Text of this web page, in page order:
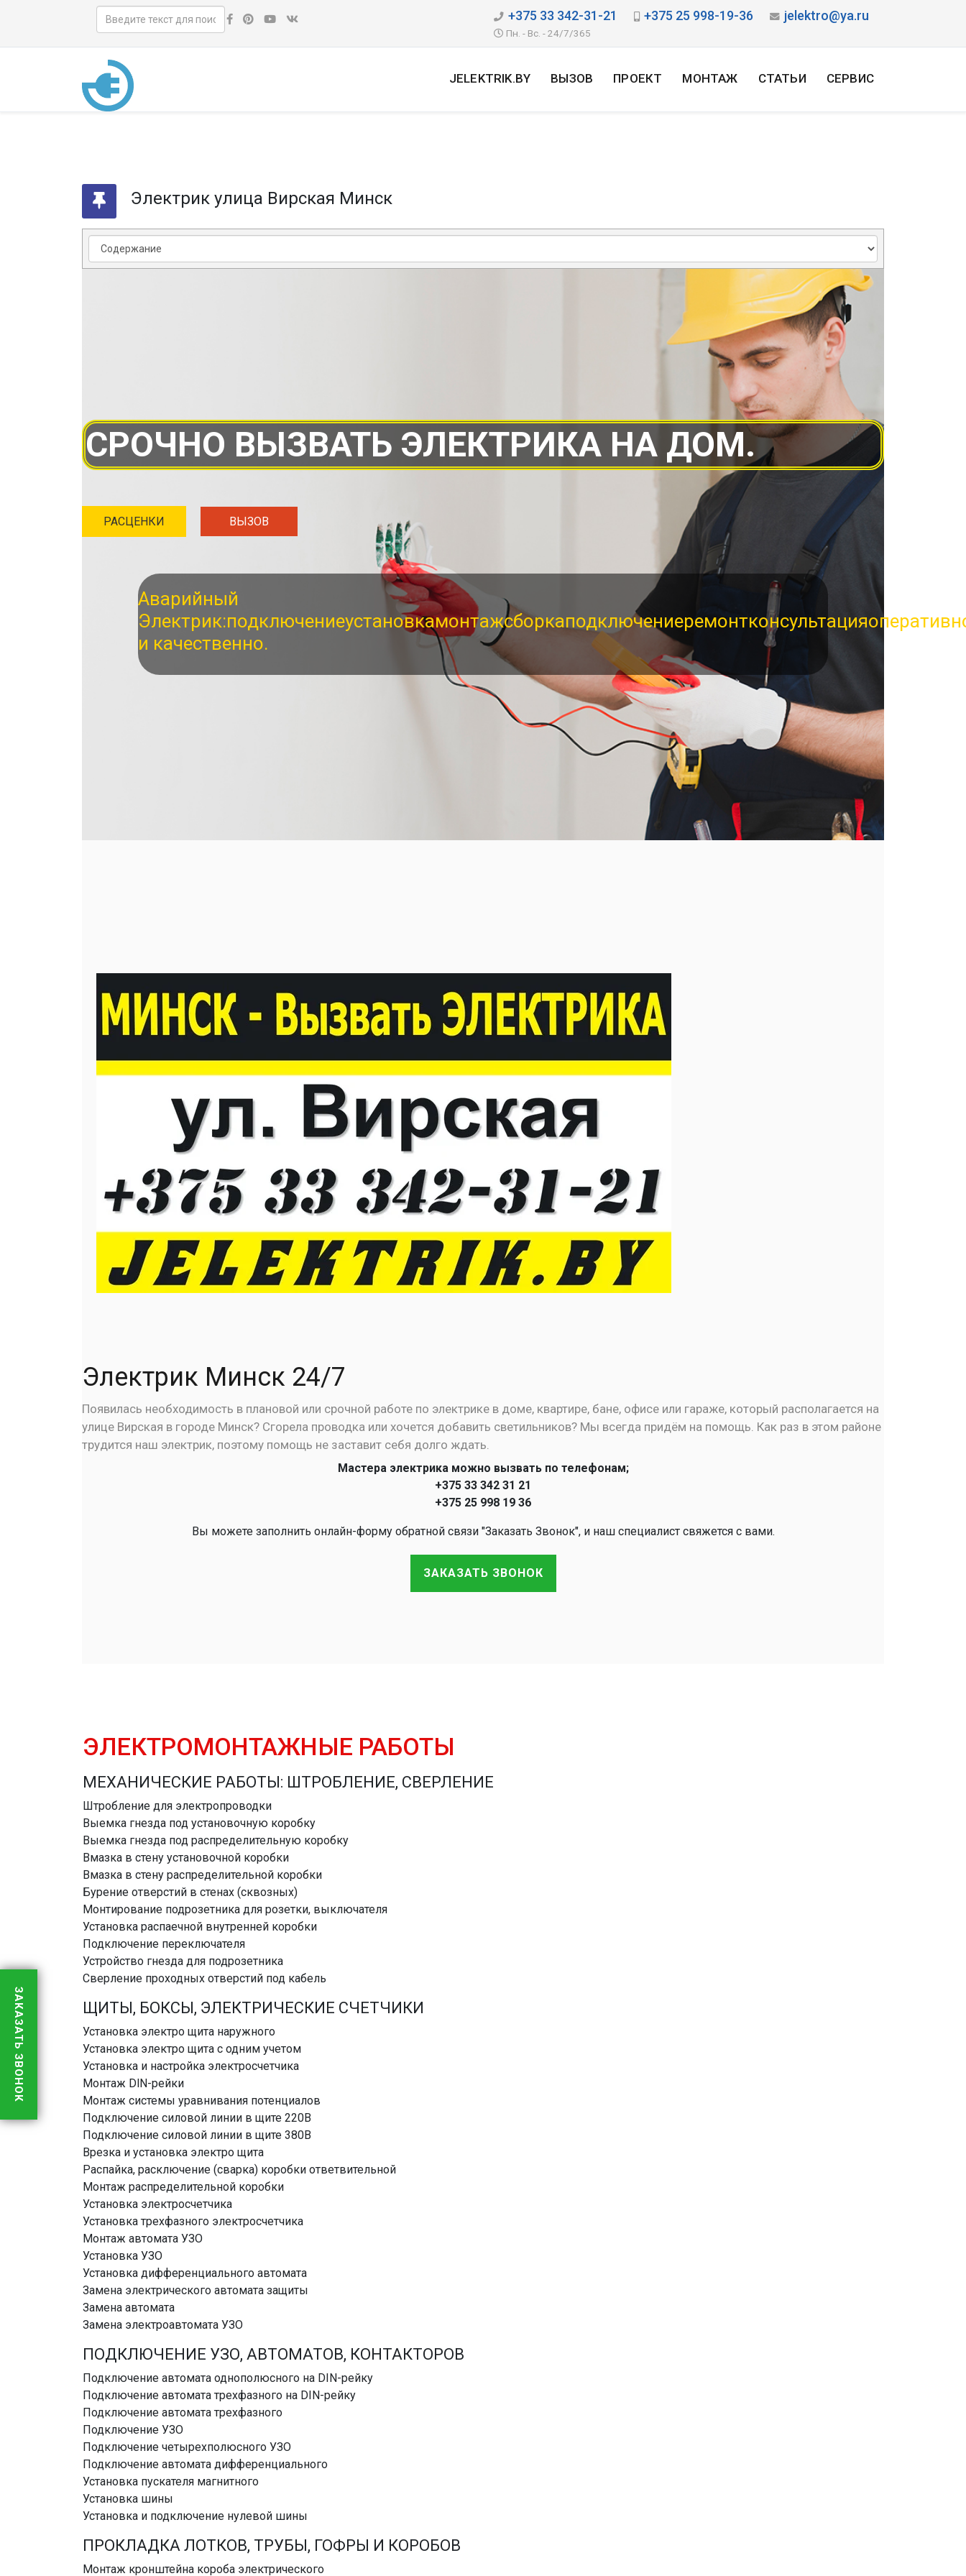
+375 33 342-31-21 +375 25 998-19-36 jelektro@ya.ru
Пн. - Вс. - 24/7/365
JELEKTRIK.BY ВЫЗОВ ПРОЕКТ МОНТАЖ СТАТЬИ СЕРВИС
Электрик улица Вирская Минск
СРОЧНО ВЫЗВАТЬ ЭЛЕКТРИКА НА ДОМ.
РАСЦЕНКИ ВЫЗОВ
Аварийный
Электрик:подключениеустановкамонтажсборкаподключениеремонтконсультация
и качественно.
Электрик Минск 24/7
Появилась необходимость в плановой или срочной работе по электрике в доме, квартире, бане, офисе или гараже, который располагается на
улице Вирская в городе Минск? Сгорела проводка или хочется добавить светильников? Мы всегда придём на помощь. Как раз в этом районе
трудится наш электрик, поэтому помощь не заставит себя долго ждать.
Мастера электрика можно вызвать по телефонам;
+375 33 342 31 21
+375 25 998 19 36
Вы можете заполнить онлайн-форму обратной связи "Заказать Звонок", и наш специалист свяжется с вами.
ЗАКАЗАТЬ ЗВОНОК
ЭЛЕКТРОМОНТАЖНЫЕ РАБОТЫ
МЕХАНИЧЕСКИЕ РАБОТЫ: ШТРОБЛЕНИЕ, СВЕРЛЕНИЕ
Штробление для электропроводки
Выемка гнезда под установочную коробку
Выемка гнезда под распределительную коробку
Вмазка в стену установочной коробки
Вмазка в стену распределительной коробки
Бурение отверстий в стенах (сквозных)
Монтирование подрозетника для розетки, выключателя
Установка распаечной внутренней коробки
Подключение переключателя
Устройство гнезда для подрозетника
Сверление проходных отверстий под кабель
ЩИТЫ, БОКСЫ, ЭЛЕКТРИЧЕСКИЕ СЧЕТЧИКИ
Установка электро щита наружного
Установка электро щита с одним учетом
Установка и настройка электросчетчика
Монтаж DlN-рейки
Монтаж системы уравнивания потенциалов
Подключение силовой линии в щите 220В
Подключение силовой линии в щите 380В
Врезка и установка электро щита
Распайка, расключение (сварка) коробки ответвительной
Монтаж распределительной коробки
Установка электросчетчика
Установка трехфазного электросчетчика
Монтаж автомата УЗО
Установка УЗО
Установка дифференциального автомата
Замена электрического автомата защиты
Замена автомата
Замена электроавтомата УЗО
ПОДКЛЮЧЕНИЕ УЗО, АВТОМАТОВ, КОНТАКТОРОВ
Подключение автомата однополюсного на DIN-рейку
Подключение автомата трехфазного на DIN-рейку
Подключение автомата трехфазного
Подключение УЗО
Подключение четырехполюсного УЗО
Подключение автомата дифференциального
Установка пускателя магнитного
Установка шины
Установка и подключение нулевой шины
ПРОКЛАДКА ЛОТКОВ, ТРУБЫ, ГОФРЫ И КОРОБОВ
Монтаж кронштейна короба электрического
ЗАКАЗАТЬ ЗВОНОК